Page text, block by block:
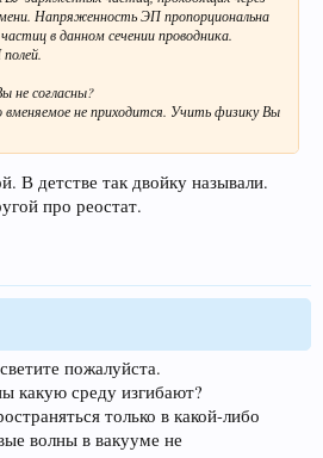
Напряженность ЭП пропорциональна
в данном сечении проводника.
не согласны?
не приходится. Учить физику Вы
В детстве так двойку называли.
про реостат.
пожалуйста.
какую среду изгибают?
только в какой-либо
волны в вакууме не